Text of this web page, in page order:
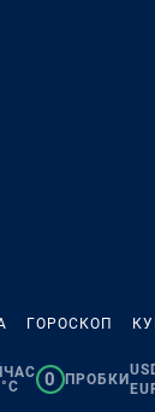
ГОРОСКОП
0 ПРОБКИ